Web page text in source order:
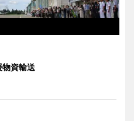
物資輸送